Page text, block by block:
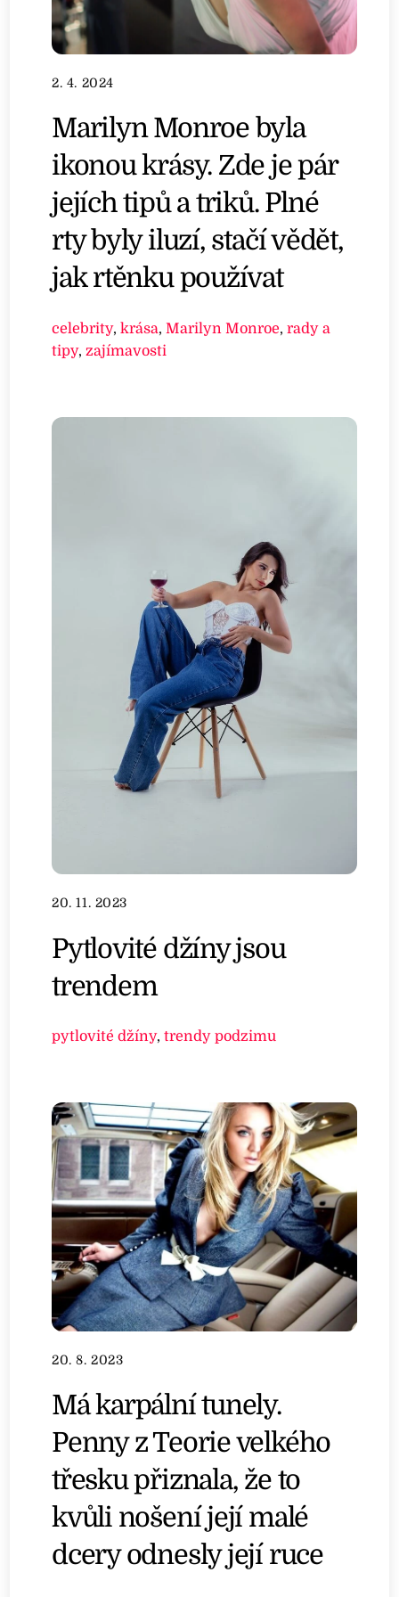
2. 4. 2024
Marilyn Monroe byla
ikonou krásy. Zde je pár
jejích tipů a triků. Plné
rty byly iluzí, stačí vědět,
jak rtěnku používat
celebrity,krása,Marilyn Monroe,rady a
tipy, zajímavosti
20. 11. 2023
Pytlovité džíny jsou
trendem
pytlovité džíny,trendy podzimu
20. 8. 2023
Má karpální tunely.
Penny z Teorie velkého
třesku přiznala, že to
kvůli nošení její malé
dcery odnesly její ruce